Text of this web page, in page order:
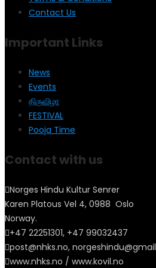
Contact Us
Important Links
News
Events
திருவிழா
FESTIVAL
Pooja Time
Contact with us
Norges Hindu Kultur Senrer
Karen Platous Vel 4, 0988 Oslo
Norway.
+47 22251301, +47 99032437
post@nhks.no,
www.nhks.no / www.kovil.no